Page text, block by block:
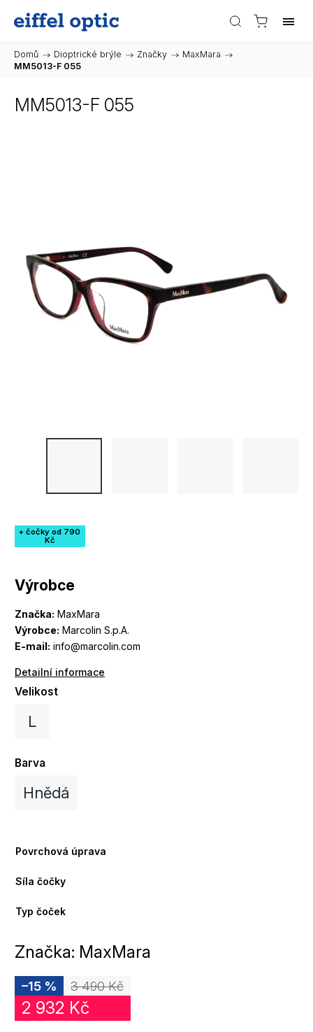
Domů / Dioptrické brýle / Značky / MaxMara /
MM5013-F 055
MM5013-F 055
Výrobce
Značka: MaxMara
Výrobce: Marcolin S.p.A.
E-mail: info@marcolin.com
Detailní informace
+ čočky od 790
Kč
Velikost
L
Barva
Hnědá
Povrchová úprava
Síla čočky
Typ čoček
Značka: MaxMara
3 490 Kč
–15 %
2 932 Kč